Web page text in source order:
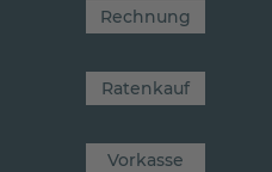
Rechnung
Ratenkauf
Vorkasse